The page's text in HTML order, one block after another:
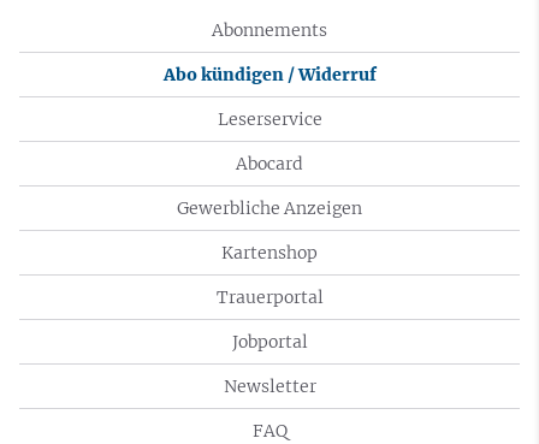
Abonnements
Abo kündigen / Widerruf
Leserservice
Abocard
Gewerbliche Anzeigen
Kartenshop
Trauerportal
Jobportal
Newsletter
FAQ